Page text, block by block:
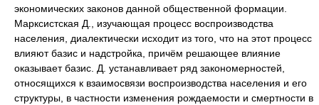
экономических законов данной общественной формации.
Марксистская Д., изучающая процесс воспроизводства
населения, диалектически исходит из того, что на этот процесс
влияют базис и надстройка, причём решающее влияние
оказывает базис. Д. устанавливает ряд закономерностей,
относящихся к взаимосвязи воспроизводства населения и его
структуры, в частности изменения рождаемости и смертности в